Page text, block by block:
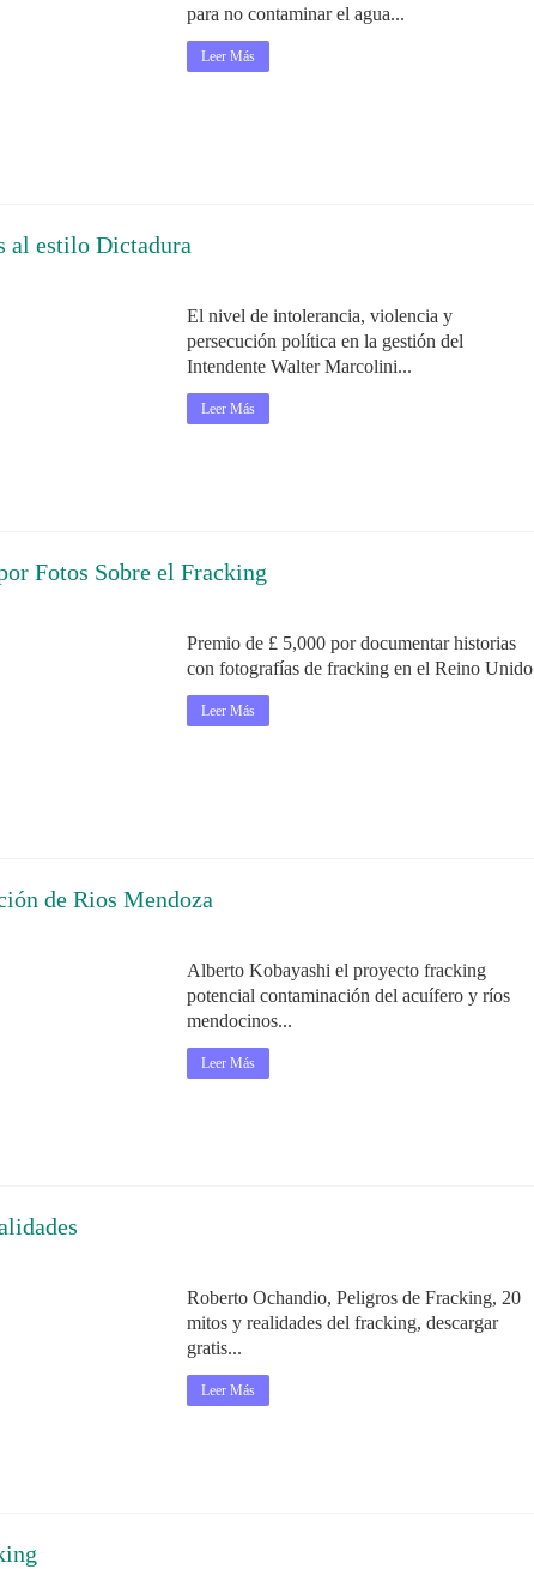
para no contaminar el agua...
Leer Más
al estilo Dictadura
El nivel de intolerancia, violencia y
persecución política en la gestión del
Intendente Walter Marcolini...
Leer Más
Fotos Sobre el Fracking
Premio de £ 5,000 por documentar historias
con fotografías de fracking en el Reino Unido
Leer Más
de Rios Mendoza
Alberto Kobayashi el proyecto fracking
potencial contaminación del acuífero y ríos
mendocinos...
Leer Más
Roberto Ochandio, Peligros de Fracking, 20
mitos y realidades del fracking, descargar
gratis...
Leer Más